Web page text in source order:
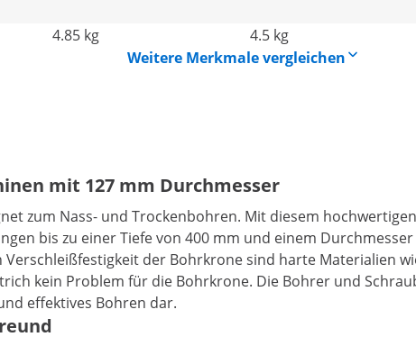
4.85 kg 4.5 kg
Weitere Merkmale vergleichen
mit 127 mm Durchmesser
zum Nass- und Trockenbohren. Mit diesem hochwertigen
bis zu einer Tiefe von 400 mm und einem Durchmesser
der Bohrkrone sind harte Materialien
kein Problem für die Bohrkrone. Die Bohrer und
effektives Bohren dar.